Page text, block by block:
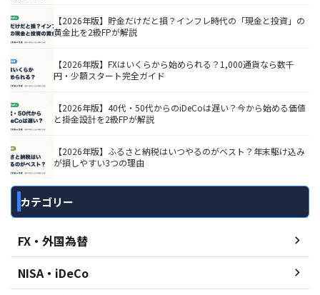
【2026年版】貯金だけだと損？インフレ時代の「現金と投資」の
黄金比を2級FPが解説
【2026年版】FXはいくらから始められる？1,000通貨なら数千
円・少額スタート完全ガイド
【2026年版】40代・50代からのiDeCoは遅い？今から始める価値
と掛金設計を2級FPが解説
【2026年版】ふるさと納税はいつやるのがベスト？年末駆け込み
が損しやすい3つの理由
カテゴリー
FX・外国為替
NISA・iDeCo